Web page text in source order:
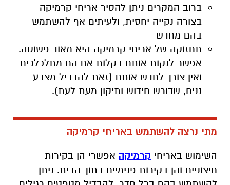
ברוב המקרים ניתן להסיר אריחי קרמיקה
בצורה נקייה יחסית, ולעיתים אף להשתמש
בהם מחדש
תחזוקה של אריחי קרמיקה היא מאוד פשוטה.
אפשר לנקות אותם בקלות אם הם מתלכלכים
ואין צורך לחדש אותם (זאת להבדיל מצבע
נניח, שדורש חידוש ותיקון מעת לעת).
מתי נרצה להשתמש באריחי קרמיקה
השימוש באריחי קרמיקה אפשרי הן בקירות
חיצוניים והן בקירות פנימיים בתוך הבית. ניתן